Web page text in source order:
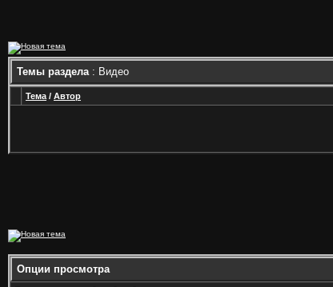
Темы раздела: Видео
Тема / Автор
Опции просмотра